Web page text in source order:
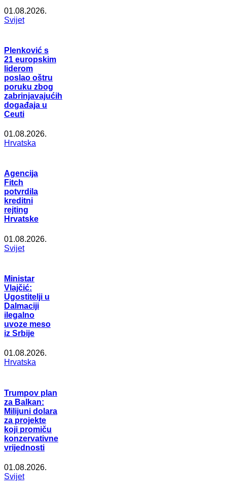
01.08.2026.
Svijet
Plenković s
21 europskim
liderom
poslao oštru
poruku zbog
zabrinjavajućih
događaja u
Ceuti
01.08.2026.
Hrvatska
Agencija
Fitch
potvrdila
kreditni
rejting
Hrvatske
01.08.2026.
Svijet
Ministar
Vlajčić:
Ugostitelji u
Dalmaciji
ilegalno
uvoze meso
iz Srbije
01.08.2026.
Hrvatska
Trumpov plan
za Balkan:
Milijuni dolara
za projekte
koji promiču
konzervativne
vrijednosti
01.08.2026.
Svijet